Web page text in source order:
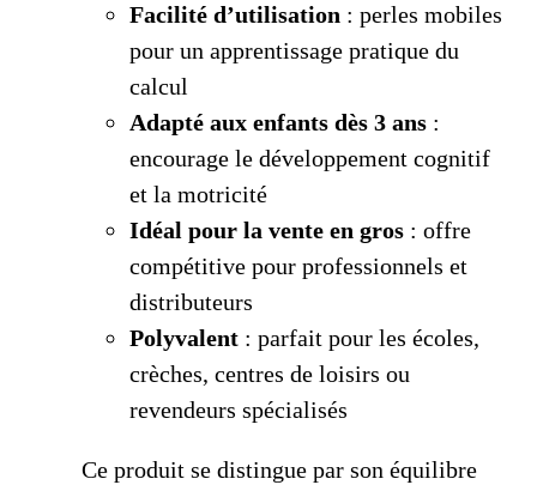
Facilité d’utilisation : perles mobiles
pour un apprentissage pratique du
calcul
Adapté aux enfants dès 3 ans :
encourage le développement cognitif
et la motricité
Idéal pour la vente en gros : offre
compétitive pour professionnels et
distributeurs
Polyvalent : parfait pour les écoles,
crèches, centres de loisirs ou
revendeurs spécialisés
Ce produit se distingue par son équilibre